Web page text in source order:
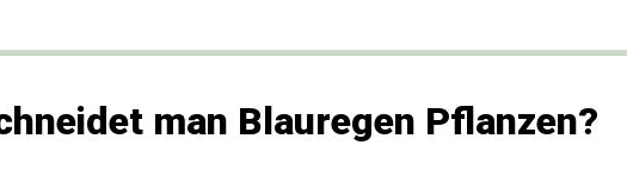
man Blauregen Pflanzen?